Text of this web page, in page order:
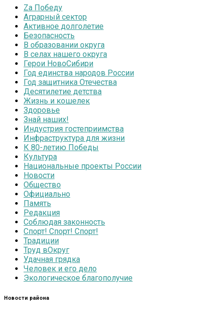
Zа Победу
Аграрный сектор
Активное долголетие
Безопасность
В образовании округа
В селах нашего округа
Герои НовоСибири
Год единства народов России
Год защитника Отечества
Десятилетие детства
Жизнь и кошелек
Здоровье
Знай наших!
Индустрия гостеприимства
Инфраструктура для жизни
К 80-летию Победы
Культура
Национальные проекты России
Новости
Общество
Официально
Память
Редакция
Соблюдая законность
Спорт! Спорт! Спорт!
Традиции
Труд вОкруг
Удачная грядка
Человек и его дело
Экологическое благополучие
Новости района